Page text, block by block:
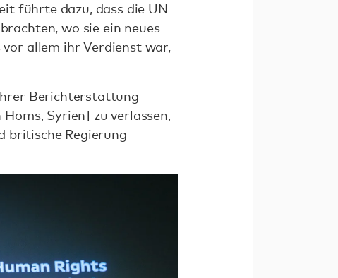
führte dazu, dass die UN
wo sie ein neues
allem ihr Verdienst war,
Berichterstattung
Syrien] zu verlassen,
britische Regierung